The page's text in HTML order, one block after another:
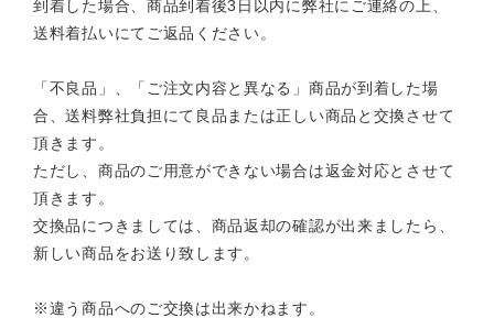
到着した場合、商品到着後3日以内に弊社にご連絡の上、
送料着払いにてご返品ください。
「不良品」、「ご注文内容と異なる」商品が到着した場
合、送料弊社負担にて良品または正しい商品と交換させて
頂きます。
ただし、商品のご用意ができない場合は返金対応とさせて
頂きます。
交換品につきましては、商品返却の確認が出来ましたら、
新しい商品をお送り致します。
※違う商品へのご交換は出来かねます。